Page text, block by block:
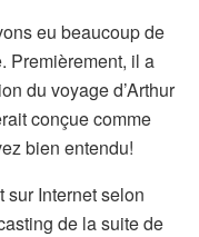
eu beaucoup de
Premièrement, il a
du voyage d’Arthur
conçue comme
bien entendu!
sur Internet selon
de la suite de